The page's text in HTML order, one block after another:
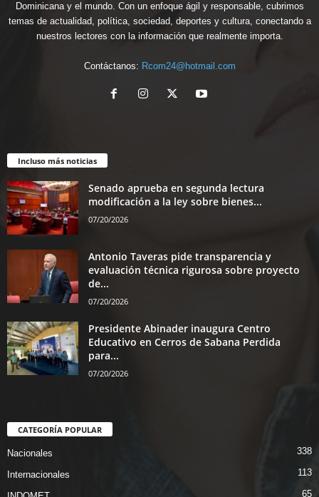
Dominicana y el mundo. Con un enfoque ágil y responsable, cubrimos
temas de actualidad, política, sociedad, deportes y cultura, conectando a
nuestros lectores con la información que realmente importa.
Contáctanos: Rcom24@hotmail.com
Incluso más noticias
Senado aprueba en segunda lectura
modificación a la ley sobre bienes...
07/20/2026
Antonio Taveras pide transparencia y
evaluación técnica rigurosa sobre proyecto
de...
07/20/2026
Presidente Abinader inaugura Centro
Educativo en Cerros de Sabana Perdida
para...
07/20/2026
CATEGORÍA POPULAR
Nacionales 338
Internacionales 113
65